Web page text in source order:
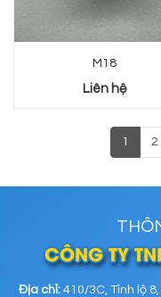
M18
Liên hệ
1 2
CÔNG TY
Địa chỉ: 410/3C, Tỉnh lộ